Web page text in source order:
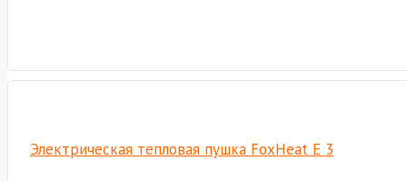
Электрическая тепловая пушка FoxHeat E 3